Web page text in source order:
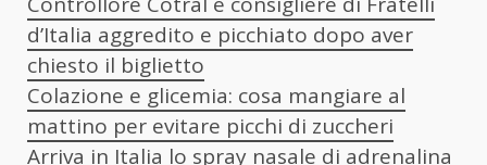
d’Italia aggredito e picchiato dopo aver
chiesto il biglietto
Colazione e glicemia: cosa mangiare al
mattino per evitare picchi di zuccheri
Arriva in Italia lo spray nasale di adrenalina